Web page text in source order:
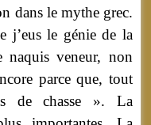
dans le mythe grec.
j’eus le génie de la
naquis veneur, non
parce que, tout
de chasse ». La